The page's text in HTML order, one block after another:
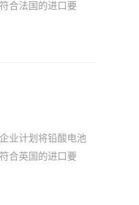
合法国的进口要
业计划将铅酸电池
合英国的进口要